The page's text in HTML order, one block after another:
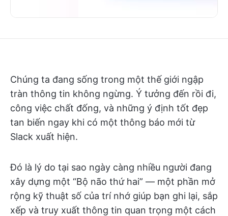
Chúng ta đang sống trong một thế giới ngập
tràn thông tin không ngừng. Ý tưởng đến rồi đi,
công việc chất đống, và những ý định tốt đẹp
tan biến ngay khi có một thông báo mới từ
Slack xuất hiện.
Đó là lý do tại sao ngày càng nhiều người đang
xây dựng một “Bộ não thứ hai” — một phần mở
rộng kỹ thuật số của trí nhớ giúp bạn ghi lại, sắp
xếp và truy xuất thông tin quan trọng một cách